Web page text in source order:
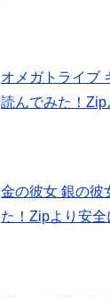
オメガトライブ
読んでみた！Zip
金の彼女 銀の彼
た！Zipより安全